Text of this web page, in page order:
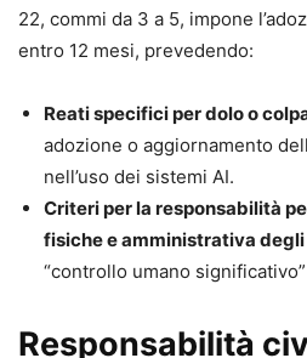
22, commi da 3 a 5, impone
entro 12 mesi, prevedendo:
Reati specifici per dolo o
adozione o aggiornamento
nell’uso dei sistemi AI.
Criteri per la responsabilità
fisiche e amministrativa
“controllo umano
Responsabilità